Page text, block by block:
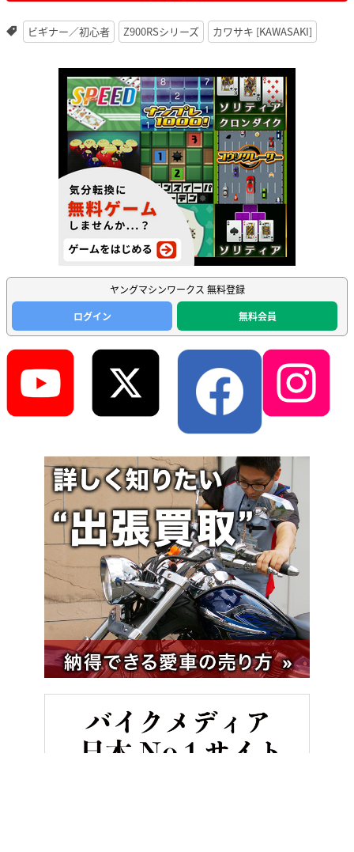
ビギナー／初心者 Z900RSシリーズ カワサキ [KAWASAKI]
ヤングマシンワークス 無料登録
ログイン
無料会員